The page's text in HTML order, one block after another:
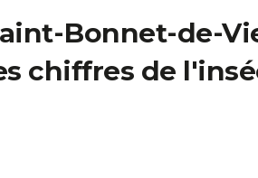
Bonnet-de-
chiffres de